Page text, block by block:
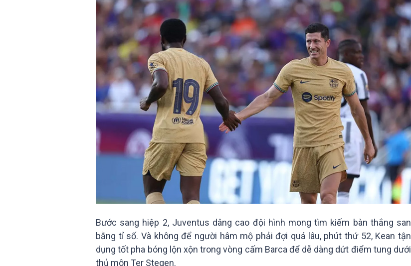
Bước sang hiệp 2, Juventus dâng cao đội hình mong tìm kiếm bàn thắng san
bằng tỉ số. Và không để người hâm mộ phải đợi quá lâu, phút thứ 52, Kean tận
dụng tốt pha bóng lộn xộn trong vòng cấm Barca để dễ dàng dứt điểm tung dưới
thủ môn Ter Stegen.